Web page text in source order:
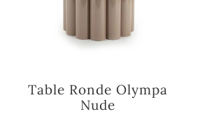
Table Ronde Olympa
Nude